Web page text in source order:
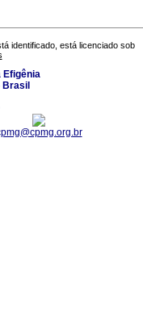
identificado, está licenciado sob
Efigênia
Brasil